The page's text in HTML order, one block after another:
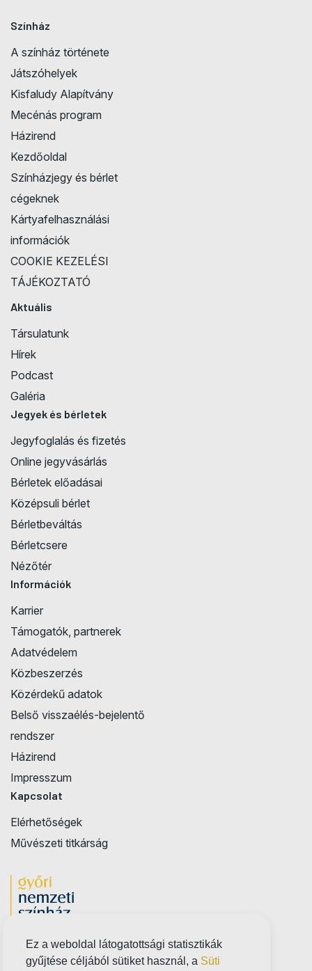
Ez a weboldal látogatottsági statisztikák
gyűjtése céljából sütiket használ, a Süti
Színház
A színház története
Játszóhelyek
Kisfaludy Alapítvány
Mecénás program
Házirend
Kezdőoldal
Színházjegy és bérlet
cégeknek
Kártyafelhasználási
információk
COOKIE KEZELÉSI
TÁJÉKOZTATÓ
Aktuális
Társulatunk
Hírek
Podcast
Galéria
Jegyek és bérletek
Jegyfoglalás és fizetés
Online jegyvásárlás
Bérletek előadásai
Középsuli bérlet
Bérletbeváltás
Bérletcsere
Nézőtér
Információk
Karrier
Támogatók, partnerek
Adatvédelem
Közbeszerzés
Közérdekű adatok
Belső visszaélés-bejelentő
rendszer
Házirend
Impresszum
Kapcsolat
Elérhetőségek
Művészeti titkárság